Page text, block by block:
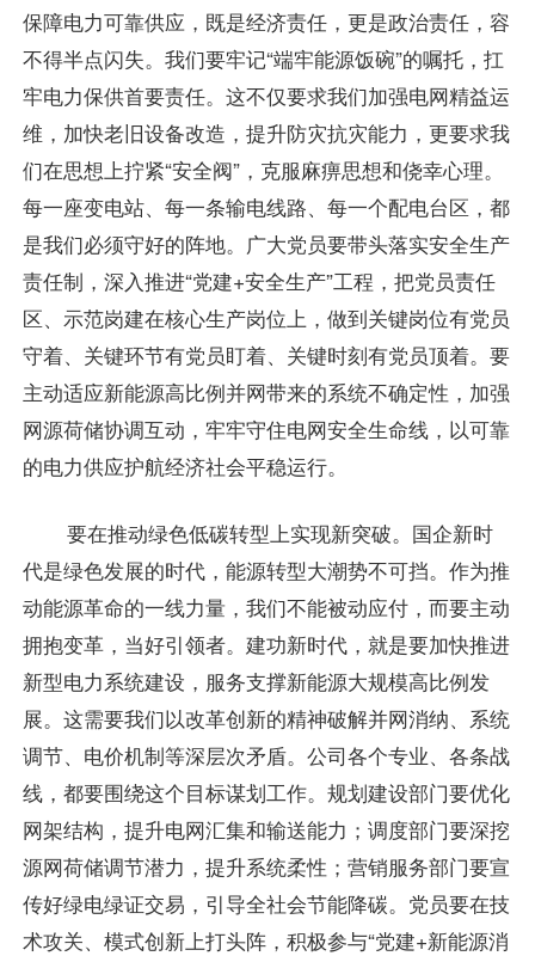
保障电力可靠供应，既是经济责任，更是政治责任，容
不得半点闪失。我们要牢记“端牢能源饭碗”的嘱托，扛
牢电力保供首要责任。这不仅要求我们加强电网精益运
维，加快老旧设备改造，提升防灾抗灾能力，更要求我
们在思想上拧紧“安全阀”，克服麻痹思想和侥幸心理。
每一座变电站、每一条输电线路、每一个配电台区，都
是我们必须守好的阵地。广大党员要带头落实安全生产
责任制，深入推进“党建+安全生产”工程，把党员责任
区、示范岗建在核心生产岗位上，做到关键岗位有党员
守着、关键环节有党员盯着、关键时刻有党员顶着。要
主动适应新能源高比例并网带来的系统不确定性，加强
网源荷储协调互动，牢牢守住电网安全生命线，以可靠
的电力供应护航经济社会平稳运行。
要在推动绿色低碳转型上实现新突破。国企新时
代是绿色发展的时代，能源转型大潮势不可挡。作为推
动能源革命的一线力量，我们不能被动应付，而要主动
拥抱变革，当好引领者。建功新时代，就是要加快推进
新型电力系统建设，服务支撑新能源大规模高比例发
展。这需要我们以改革创新的精神破解并网消纳、系统
调节、电价机制等深层次矛盾。公司各个专业、各条战
线，都要围绕这个目标谋划工作。规划建设部门要优化
网架结构，提升电网汇集和输送能力；调度部门要深挖
源网荷储调节潜力，提升系统柔性；营销服务部门要宣
传好绿电绿证交易，引导全社会节能降碳。党员要在技
术攻关、模式创新上打头阵，积极参与“党建+新能源消